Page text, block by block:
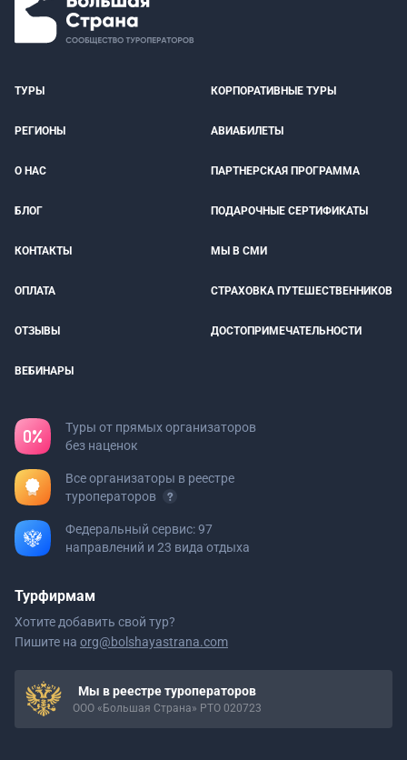
ТУРЫ КОРПОРАТИВНЫЕ ТУРЫ
РЕГИОНЫ АВИАБИЛЕТЫ
О НАС ПАРТНЕРСКАЯ ПРОГРАММА
БЛОГ ПОДАРОЧНЫЕ СЕРТИФИКАТЫ
КОНТАКТЫ МЫ В СМИ
ОПЛАТА СТРАХОВКА ПУТЕШЕСТВЕННИКОВ
ОТЗЫВЫ ДОСТОПРИМЕЧАТЕЛЬНОСТИ
ВЕБИНАРЫ
Туры от прямых организаторов
без наценок
Все организаторы в реестре
туроператоров
Федеральный сервис: 97
направлений и 23 вида отдыха
Турфирмам
Хотите добавить свой тур?
Пишите на org@bolshayastrana.com
Мы в реестре туроператоров
ООО «Большая Страна» РТО 020723